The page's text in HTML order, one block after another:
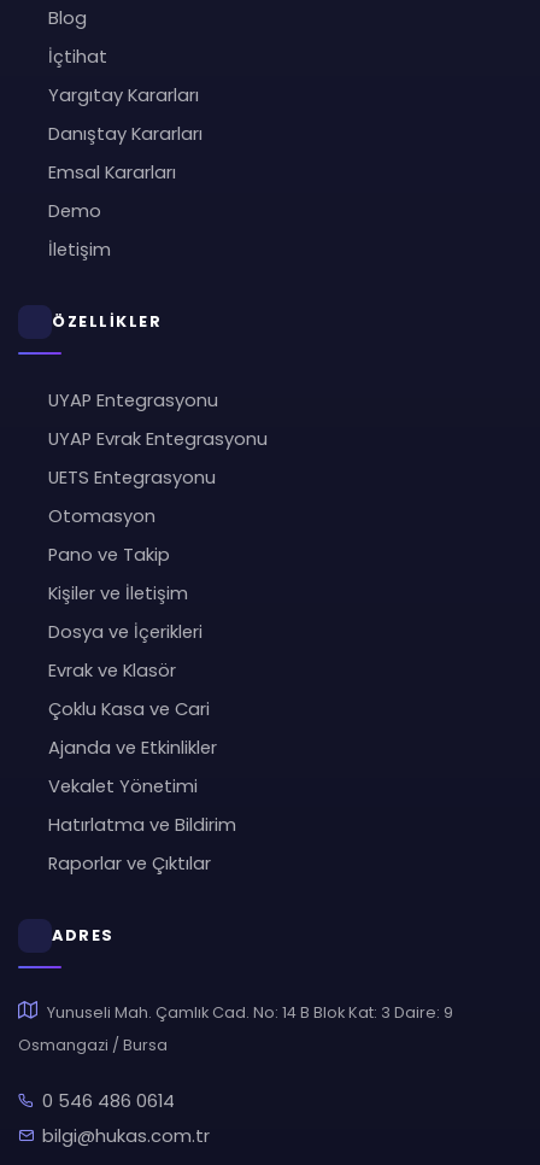
Blog
İçtihat
Yargıtay Kararları
Danıştay Kararları
Emsal Kararları
Demo
İletişim
ÖZELLİKLER
UYAP Entegrasyonu
UYAP Evrak Entegrasyonu
UETS Entegrasyonu
Otomasyon
Pano ve Takip
Kişiler ve İletişim
Dosya ve İçerikleri
Evrak ve Klasör
Çoklu Kasa ve Cari
Ajanda ve Etkinlikler
Vekalet Yönetimi
Hatırlatma ve Bildirim
Raporlar ve Çıktılar
ADRES
Yunuseli Mah. Çamlık Cad. No: 14 B Blok Kat: 3 Daire: 9
Osmangazi / Bursa
0 546 486 0614
bilgi@hukas.com.tr